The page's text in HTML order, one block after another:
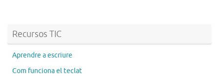
Recursos TIC
Aprendre a escriure
Com funciona el teclat